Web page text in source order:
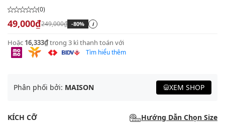
(0)
49,000₫249,000₫ -80% i
Hoặc 16,333₫trong 3 kì thanh toán với
Tìm hiểu thêm
Phân phối bởi: MAISON XEM SHOP
KÍCH CỠ Hướng Dẫn Chọn Size